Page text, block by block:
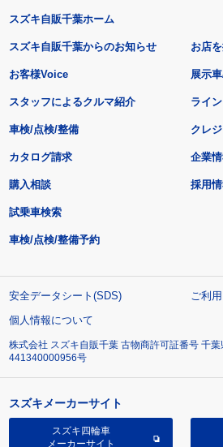
スズキ自販千葉ホーム
スズキ自販千葉からのお知らせ
お客様Voice
スタッフによるクルマ紹介
お店
展示
ライ
車検/点検/整備 クレ
カタログ請求
購入相談
試乗車検索
車検/点検/整備予約
企業
採用
安全データシート(SDS)
ご利
個人情報について
株式会社 スズキ自販千葉 古物商許可証番号 千
441340000956号
スズキメーカーサイト
スズキ四輪車
メーカーサイト